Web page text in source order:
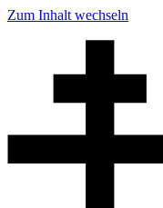
Zum Inhalt wechseln